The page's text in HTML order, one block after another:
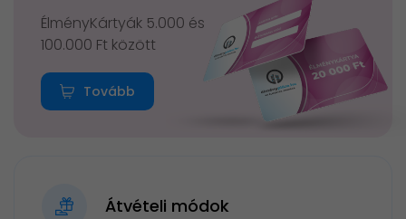
ÉlményKártyák 5.000 és
100.000 Ft között
Tovább
Átvételi módok